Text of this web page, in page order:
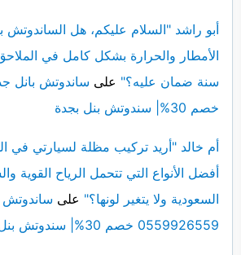
أبو راشد "السلام عليكم، هل الساندوتش
الأمطار والحرارة بشكل كامل في
سنة ضمان عليه؟" على
خصم 30%| سندوتش بنل بجدة
أم خالد "أريد تركيب مظلة لسيارتي في
أفضل الأنواع التي تتحمل الرياح
السعودية ولا يتغير لونها؟" على ساندوتش
0559926559 خصم 30%| سندوتش بنل بجدة